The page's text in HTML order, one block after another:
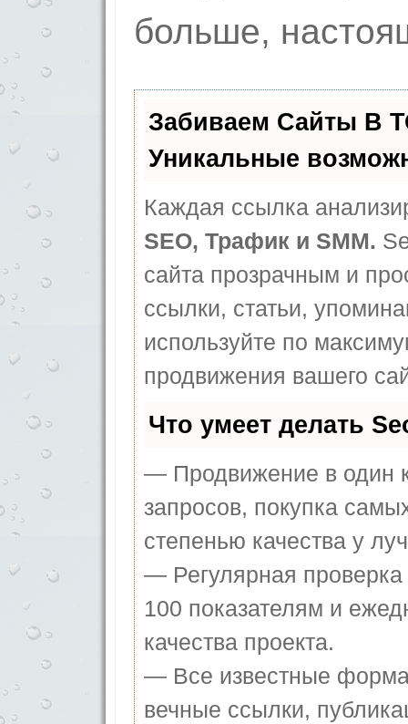
больше,
Забиваем Сайты В
Уникальные
Каждая ссылка
SEO, Трафик и SMM.
сайта прозрачным и
ссылки, статьи,
используйте по
продвижения вашего
Что умеет делать
— Продвижение в один
запросов, покупка
степенью качества у
— Регулярная
100 показателям и
качества проекта.
— Все известные
вечные ссылки,